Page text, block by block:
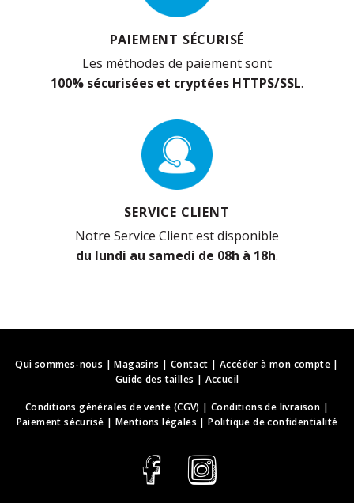
PAIEMENT SÉCURISÉ
Les méthodes de paiement sont
100% sécurisées et cryptées HTTPS/SSL.
SERVICE CLIENT
Notre Service Client est disponible
du lundi au samedi de 08h à 18h.
Qui sommes-nous |Magasins Contact Accéder à mon compte|
Guide des tailles
Accueil
Conditions générales de vente (CGV) |Conditions de livraison |
Paiement sécurisé | Mentions légales |Politique de confidentialité